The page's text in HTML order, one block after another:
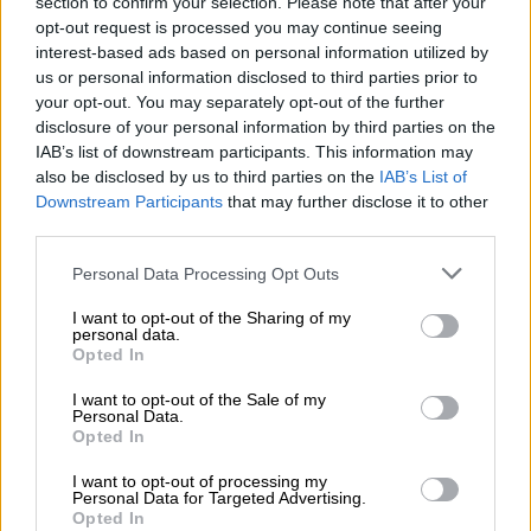
opt-out request is processed you may continue seeing
interest-based ads based on personal information utilized by
us or personal information disclosed to third parties prior to
your opt-out. You may separately opt-out of the further
disclosure of your personal information by third parties on the
IAB’s list of downstream participants. This information may
also be disclosed by us to third parties on the IAB’s List of
Downstream Participants that may further disclose it to other
Please note that this website/app uses one or more Google
not limited to your visit or usage behaviour. You may click to
grant or deny consent to Google and its third-party tags to
use your data for below specified purposes in below Google
consent section.
Personal Data Processing Opt Outs
I want to opt-out of the Sharing of my
personal data.
Opted In
I want to opt-out of the Sale of my
Personal Data.
Opted In
I want to opt-out of processing my
Personal Data for Targeted Advertising.
Opted In
kallas.
På så sätt kan ni fokusera på e-fakturans
fördelar, den rikare informationen, den
ökade säkerheten och den högre kvaliteten.